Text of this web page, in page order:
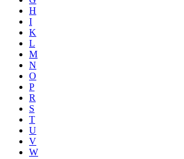
H
I
K
L
M
N
O
P
R
S
T
U
V
W